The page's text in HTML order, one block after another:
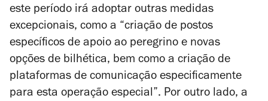
este período irá adoptar outras medidas
excepcionais, como a “criação de postos
específicos de apoio ao peregrino e novas
opções de bilhética, bem como a criação de
plataformas de comunicação especificamente
para esta operação especial”. Por outro lado, a